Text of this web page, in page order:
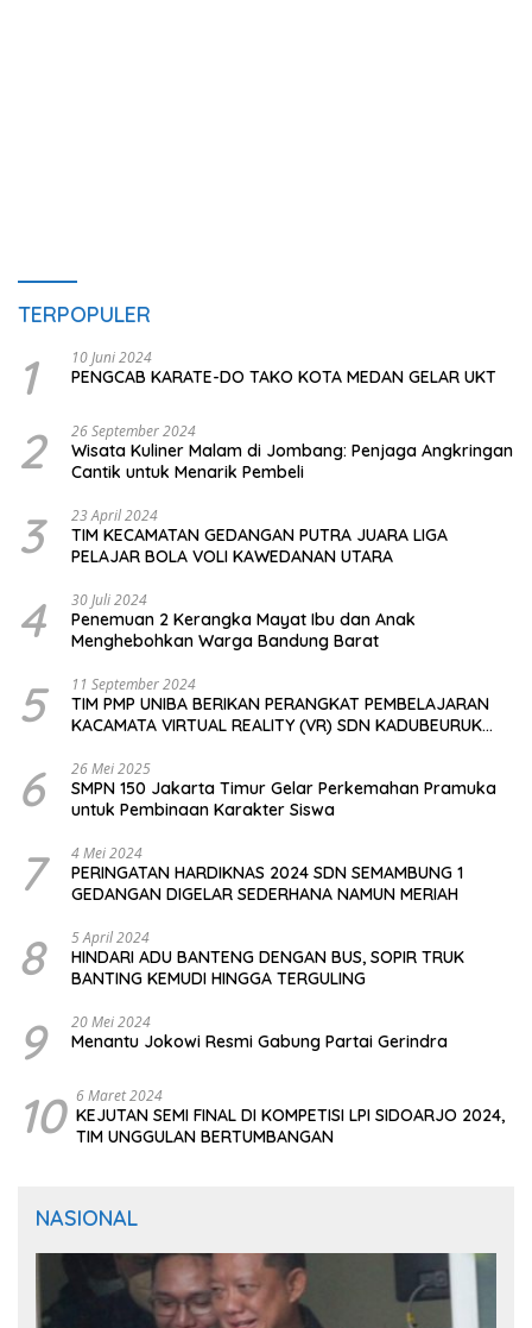
TERPOPULER
1 10 Juni 2024
PENGCAB KARATE-DO TAKO KOTA MEDAN GELAR UKT
2 26 September 2024
Wisata Kuliner Malam di Jombang: Penjaga Angkringan
Cantik untuk Menarik Pembeli
3 23 April 2024
TIM KECAMATAN GEDANGAN PUTRA JUARA LIGA
PELAJAR BOLA VOLI KAWEDANAN UTARA
4 30 Juli 2024
Penemuan 2 Kerangka Mayat Ibu dan Anak
Menghebohkan Warga Bandung Barat
5 11 September 2024
TIM PMP UNIBA BERIKAN PERANGKAT PEMBELAJARAN
KACAMATA VIRTUAL REALITY (VR) SDN KADUBEURUK
6 26 Mei 2025
SMPN 150 Jakarta Timur Gelar Perkemahan Pramuka
untuk Pembinaan Karakter Siswa
7 4 Mei 2024
PERINGATAN HARDIKNAS 2024 SDN SEMAMBUNG 1
GEDANGAN DIGELAR SEDERHANA NAMUN MERIAH
8 5 April 2024
HINDARI ADU BANTENG DENGAN BUS, SOPIR TRUK
BANTING KEMUDI HINGGA TERGULING
9 20 Mei 2024
Menantu Jokowi Resmi Gabung Partai Gerindra
10 6 Maret 2024
KEJUTAN SEMI FINAL DI KOMPETISI LPI SIDOARJO 2024,
TIM UNGGULAN BERTUMBANGAN
NASIONAL